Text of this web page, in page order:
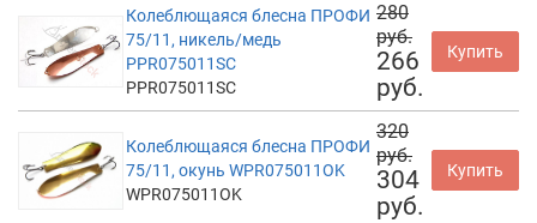
Колеблющаяся блесна ПРОФИ
75/11, никель/медь
PPR075011SC
PPR075011SC
280
руб.
266
руб.
Купить
Колеблющаяся блесна ПРОФИ
75/11, окунь WPR075011OK
WPR075011OK
320
руб.
304
руб.
Купить